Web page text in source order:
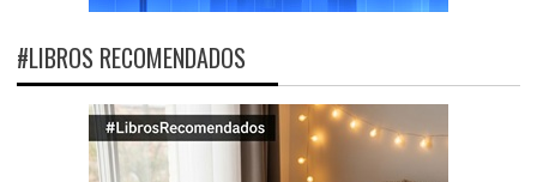
#LIBROS RECOMENDADOS